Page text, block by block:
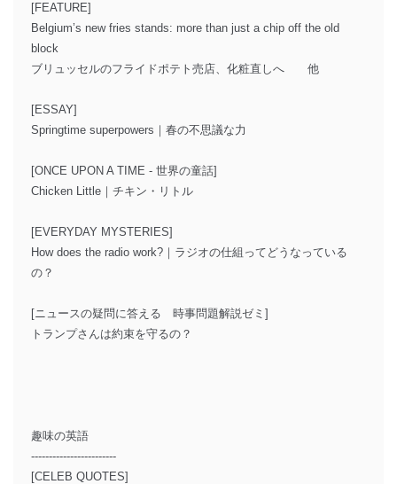
[FEATURE]
Belgium’s new fries stands: more than just a chip off the old
block
ブリュッセルのフライドポテト売店、化粧直しへ 他
[ESSAY]
Springtime superpowers｜春の不思議な力
[ONCE UPON A TIME - 世界の童話]
Chicken Little｜チキン・リトル
[EVERYDAY MYSTERIES]
How does the radio work?｜ラジオの仕組ってどうなっている
の？
[ニュースの疑問に答える 時事問題解説ゼミ]
トランプさんは約束を守るの？
趣味の英語
------------------------
[CELEB QUOTES]